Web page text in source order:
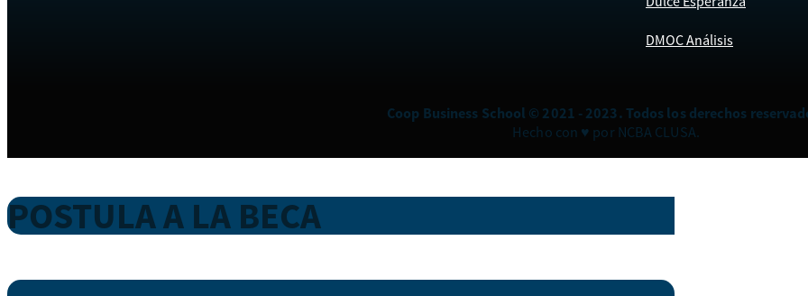
DMOC Análisis
Coop Business School © 2021 - 2023. Todos los derechos
Hecho con ♥ por NCBA CLUSA.
POSTULA A LA BECA